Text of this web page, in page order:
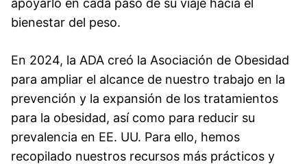
apoyarlo en cada paso de su viaje hacia el
bienestar del peso.
En 2024, la ADA creó la Asociación de Obesidad
para ampliar el alcance de nuestro trabajo en la
prevención y la expansión de los tratamientos
para la obesidad, así como para reducir su
prevalencia en EE. UU. Para ello, hemos
recopilado nuestros recursos más prácticos y